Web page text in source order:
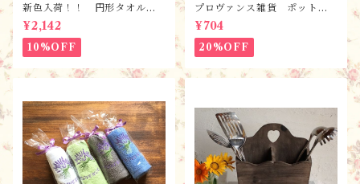
新色入荷！！ 円形タオル・
ラヴァンド【全６色】 / フ
ランスTisssus-Toselli社 フ
ランスのお土産
¥2,142
10%OFF
プロヴァンス雑貨 ポットマ
ット・鍋つかみ／ オリー
ブ・ブルー/ フランス・ランソ
レイヤード社
¥704
20%OFF